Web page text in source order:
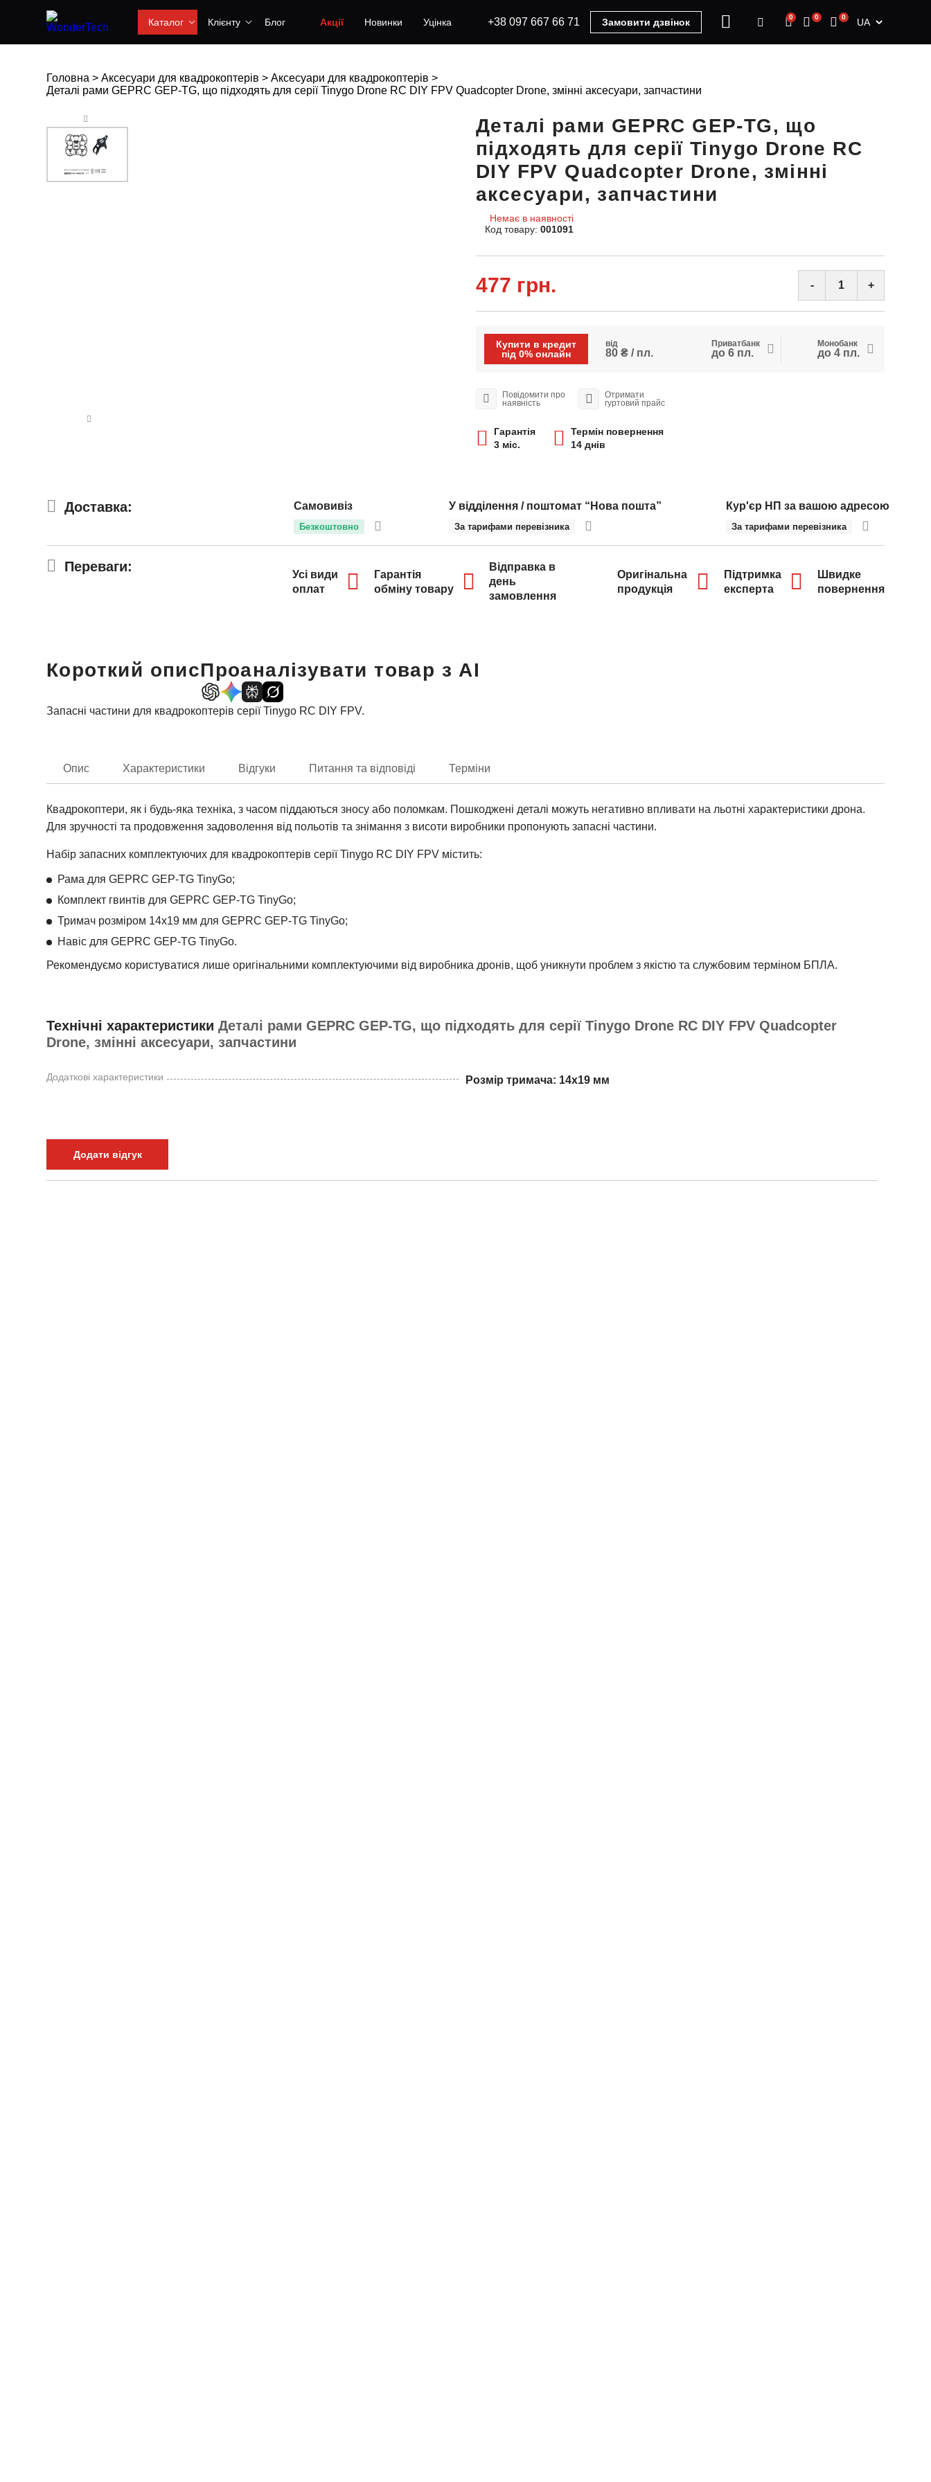
Каталог Клієнту Блог Акції Новинки Уцінка +38 097 667 66 71 Замовити дзвінок 0 0 0 UA
Головна > Аксесуари для квадрокоптерів > Аксесуари для квадрокоптерів >
Деталі рами GEPRC GEP-TG, що підходять для серії Tinygo Drone RC DIY FPV Quadcopter Drone, змінні аксесуари, запчастини
Деталі рами GEPRC GEP-TG, що
підходять для серії Tinygo Drone RC
DIY FPV Quadcopter Drone, змінні
аксесуари, запчастини
Немає в наявності
Код товару: 001091
477 грн. - +
Купити в кредит
під 0% онлайн
від
80 ₴ / пл.
Приватбанк
до 6 пл.
Монобанк
до 4 пл.
Повідомити про
наявність
Отримати
гуртовий прайс
Гарантія
3 міс.
Термін повернення
14 днів
Доставка: Самовивіз
Безкоштовно
У відділення / поштомат “Нова пошта”
За тарифами перевізника
Кур'єр НП за вашою адресою
За тарифами перевізника
Переваги:
Усі види
оплат
Гарантія
обміну товару
Відправка в
день
замовлення
Оригінальна
продукція
Підтримка
експерта
Швидке
повернення
Короткий описПроаналізувати товар з AI
Запасні частини для квадрокоптерів серії Tinygo RC DIY FPV.
Опис Характеристики Відгуки Питання та відповіді Терміни
Квадрокоптери, як і будь-яка техніка, з часом піддаються зносу або поломкам. Пошкоджені деталі можуть негативно впливати на льотні характеристики дрона.
Для зручності та продовження задоволення від польотів та знімання з висоти виробники пропонують запасні частини.
Набір запасних комплектуючих для квадрокоптерів серії Tinygo RC DIY FPV містить:
Рама для GEPRC GEP-TG TinyGo;
Комплект гвинтів для GEPRC GEP-TG TinyGo;
Тримач розміром 14х19 мм для GEPRC GEP-TG TinyGo;
Навіс для GEPRC GEP-TG TinyGo.
Рекомендуємо користуватися лише оригінальними комплектуючими від виробника дронів, щоб уникнути проблем з якістю та службовим терміном БПЛА.
Технічні характеристики Деталі рами GEPRC GEP-TG, що підходять для серії Tinygo Drone RC DIY FPV Quadcopter
Drone, змінні аксесуари, запчастини
Додаткові характеристики Розмір тримача: 14х19 мм
Додати відгук